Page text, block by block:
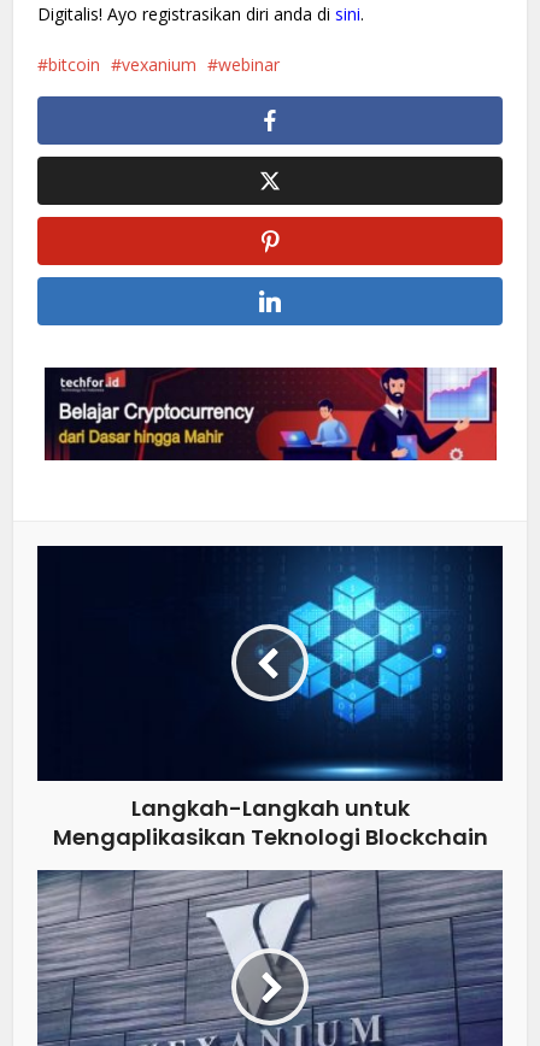
Digitalis! Ayo registrasikan diri anda disini.
bitcoin vexanium webinar
Langkah-Langkah untuk
Mengaplikasikan Teknologi Blockchain